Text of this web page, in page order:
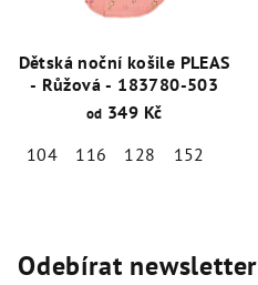
Dětská noční košile PLEAS
- Růžová - 183780-503
od 349 Kč
104
116 128 152
Odebírat newsletter